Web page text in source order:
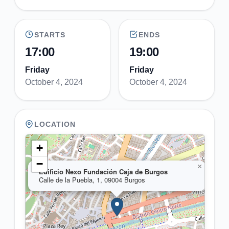
STARTS
17:00
Friday
October 4, 2024
ENDS
19:00
Friday
October 4, 2024
LOCATION
Edificio Nexo Fundación Caja de Burgos
Calle de la Puebla, 1, 09004 Burgos
×
+
−